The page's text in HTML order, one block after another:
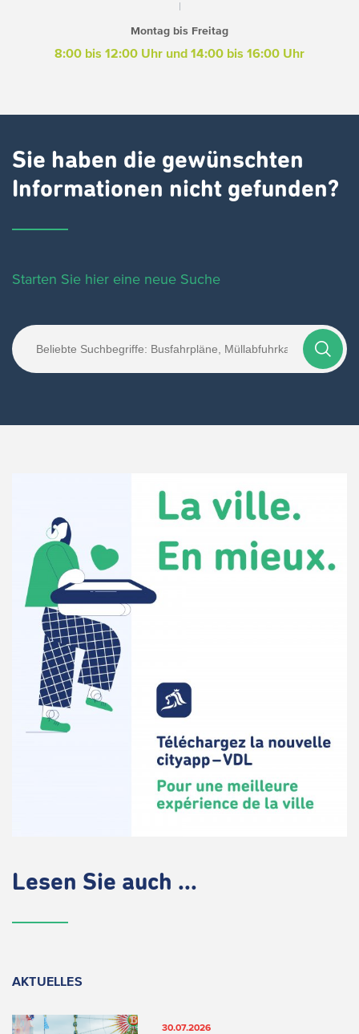
Montag bis Freitag
8:00 bis 12:00 Uhr und 14:00 bis 16:00 Uhr
Sie haben die gewünschten
Informationen nicht gefunden?
Starten Sie hier eine neue Suche
Lesen Sie auch ...
AKTUELLES
30.07.2026